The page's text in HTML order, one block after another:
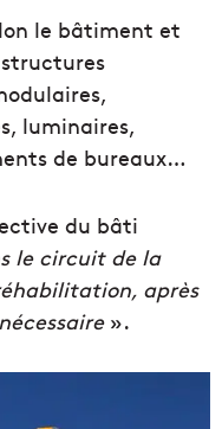
le bâtiment et
luminaires,
de bureaux…
du bâti
le circuit de la
, après
».